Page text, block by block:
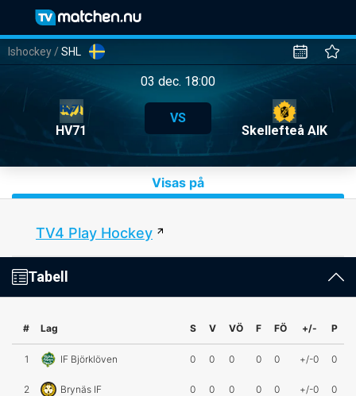
Ishockey /SHL
03 dec. 18:00
HV71
VS
Skellefteå AIK
Visas på
TV4 Play Hockey
Tabell
# Lag S V VÖ F FÖ +/- P
1 IF Björklöven 0 0 0 0 0 +/-0 0
2 Brynäs IF 0 0 0 0 0 +/-0 0